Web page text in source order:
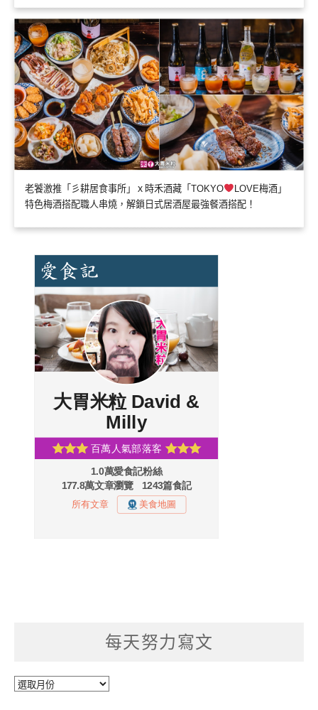
老饕激推「彡耕居食事所」ｘ時禾酒藏「TOKYO
LOVE梅酒」
特色梅酒搭配職人串燒，解鎖日式居酒屋最強餐酒搭配！
每天努力寫文
每